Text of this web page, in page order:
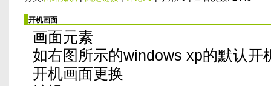
开机画面
画面元素
如右图所示的windows xp的默认开
开机画面更换